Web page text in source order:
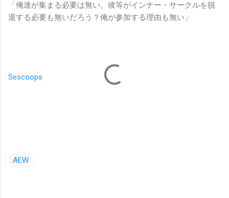
「俺達が集まる必要は無い。彼等がインナー・サークルを脱
退する必要も無いだろう？俺が参加する理由も無い」
Sescoops
AEW